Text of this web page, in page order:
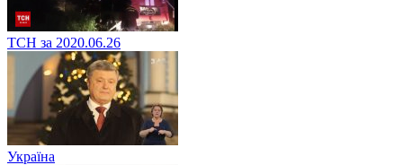
ТСН за 2020.06.26
Україна